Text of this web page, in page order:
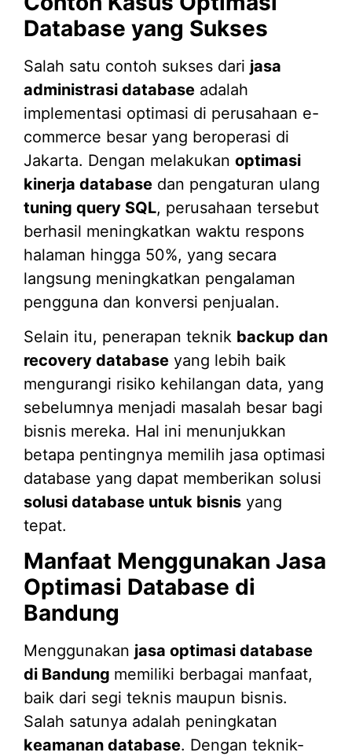
Database yang Sukses
Salah satu contoh sukses dari jasa
administrasi database adalah
implementasi optimasi di perusahaan e-
commerce besar yang beroperasi di
Jakarta. Dengan melakukan optimasi
kinerja database dan pengaturan ulang
tuning query SQL, perusahaan tersebut
berhasil meningkatkan waktu respons
halaman hingga 50%, yang secara
langsung meningkatkan pengalaman
pengguna dan konversi penjualan.
Selain itu, penerapan teknik backup dan
recovery database yang lebih baik
mengurangi risiko kehilangan data, yang
sebelumnya menjadi masalah besar bagi
bisnis mereka. Hal ini menunjukkan
betapa pentingnya memilih jasa optimasi
database yang dapat memberikan solusi
solusi database untuk bisnis yang
tepat.
Manfaat Menggunakan Jasa
Optimasi Database di
Bandung
Menggunakan jasa optimasi database
di Bandung memiliki berbagai manfaat,
baik dari segi teknis maupun bisnis.
Salah satunya adalah peningkatan
keamanan database. Dengan teknik-